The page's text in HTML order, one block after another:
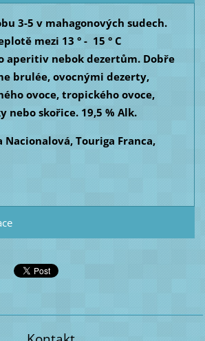
3-5 v mahagonových sudech.
mezi 13 ° - 15 ° C
aperitiv nebok dezertům. Dobře
brulée, ovocnými dezerty,
ovoce, tropického ovoce,
nebo skořice. 19,5 % Alk.
Nacionalová, Touriga Franca,